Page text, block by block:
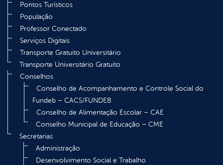
Pontos Turísticos
População
Professor Conectado
Serviços Digitais
Transporte Gratuito Universitário
Transporte Universitário Gratuito
Conselhos
Conselho de Acompanhamento e Controle Social do
Fundeb – CACS/FUNDEB
Conselho de Alimentação Escolar – CAE
Conselho Municipal de Educação – CME
Secretarias
Administração
Desenvolvimento Social e Trabalho